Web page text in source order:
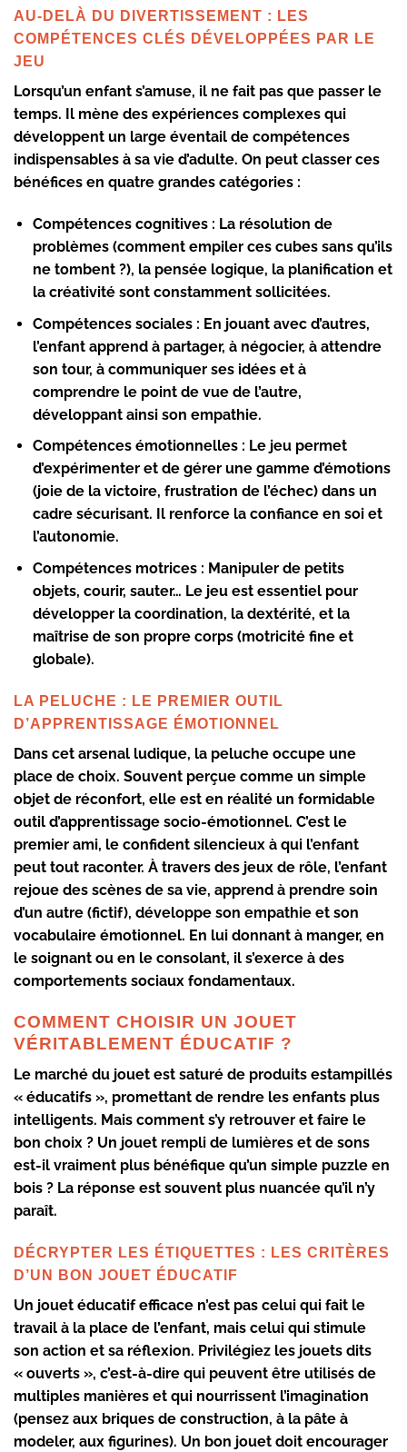
AU-DELÀ DU DIVERTISSEMENT : LES
COMPÉTENCES CLÉS DÉVELOPPÉES PAR LE
JEU
Lorsqu’un enfant s’amuse, il ne fait pas que passer le
temps. Il mène des expériences complexes qui
développent un large éventail de compétences
indispensables à sa vie d’adulte. On peut classer ces
bénéfices en quatre grandes catégories :
Compétences cognitives : La résolution de
problèmes (comment empiler ces cubes sans qu’ils
ne tombent ?), la pensée logique, la planification et
la créativité sont constamment sollicitées.
Compétences sociales : En jouant avec d’autres,
l’enfant apprend à partager, à négocier, à attendre
son tour, à communiquer ses idées et à
comprendre le point de vue de l’autre,
développant ainsi son empathie.
Compétences émotionnelles : Le jeu permet
d’expérimenter et de gérer une gamme d’émotions
(joie de la victoire, frustration de l’échec) dans un
cadre sécurisant. Il renforce la confiance en soi et
l’autonomie.
Compétences motrices : Manipuler de petits
objets, courir, sauter… Le jeu est essentiel pour
développer la coordination, la dextérité, et la
maîtrise de son propre corps (motricité fine et
globale).
LA PELUCHE : LE PREMIER OUTIL
D’APPRENTISSAGE ÉMOTIONNEL
Dans cet arsenal ludique, la peluche occupe une
place de choix. Souvent perçue comme un simple
objet de réconfort, elle est en réalité un formidable
outil d’apprentissage socio-émotionnel. C’est le
premier ami, le confident silencieux à qui l’enfant
peut tout raconter. À travers des jeux de rôle, l’enfant
rejoue des scènes de sa vie, apprend à prendre soin
d’un autre (fictif), développe son empathie et son
vocabulaire émotionnel. En lui donnant à manger, en
le soignant ou en le consolant, il s’exerce à des
comportements sociaux fondamentaux.
COMMENT CHOISIR UN JOUET
VÉRITABLEMENT ÉDUCATIF ?
Le marché du jouet est saturé de produits estampillés
« éducatifs », promettant de rendre les enfants plus
intelligents. Mais comment s’y retrouver et faire le
bon choix ? Un jouet rempli de lumières et de sons
est-il vraiment plus bénéfique qu’un simple puzzle en
bois ? La réponse est souvent plus nuancée qu’il n’y
paraît.
DÉCRYPTER LES ÉTIQUETTES : LES CRITÈRES
D’UN BON JOUET ÉDUCATIF
Un jouet éducatif efficace n’est pas celui qui fait le
travail à la place de l’enfant, mais celui qui stimule
son action et sa réflexion. Privilégiez les jouets dits
« ouverts », c’est-à-dire qui peuvent être utilisés de
multiples manières et qui nourrissent l’imagination
(pensez aux briques de construction, à la pâte à
modeler, aux figurines). Un bon jouet doit encourager